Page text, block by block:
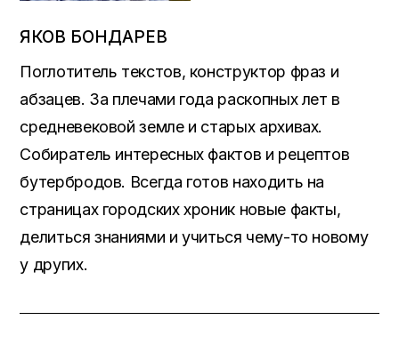
ЯКОВ БОНДАРЕВ
Поглотитель текстов, конструктор фраз и
абзацев. За плечами года раскопных лет в
средневековой земле и старых архивах.
Собиратель интересных фактов и рецептов
бутербродов. Всегда готов находить на
страницах городских хроник новые факты,
делиться знаниями и учиться чему-то новому
у других.